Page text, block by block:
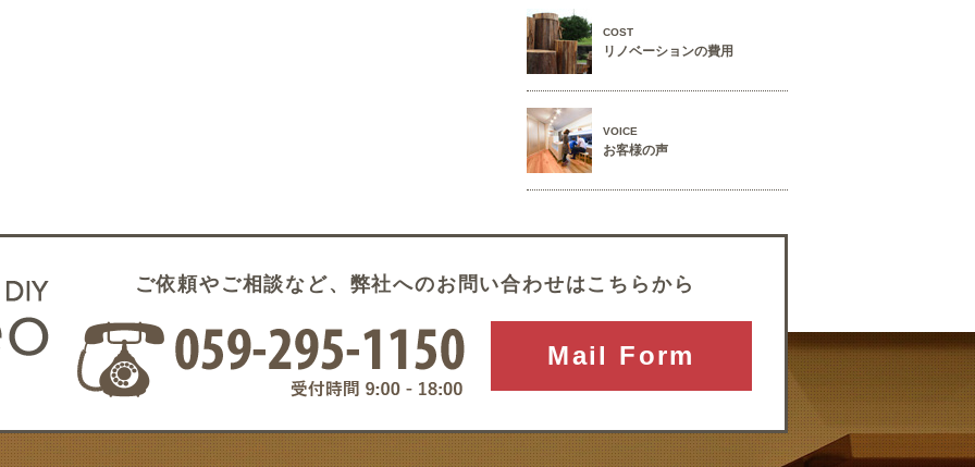
COST
リノベーションの費用
VOICE
お客様の声
ご依頼やご相談など、弊社へのお問い合わせはこちらから
Mail Form